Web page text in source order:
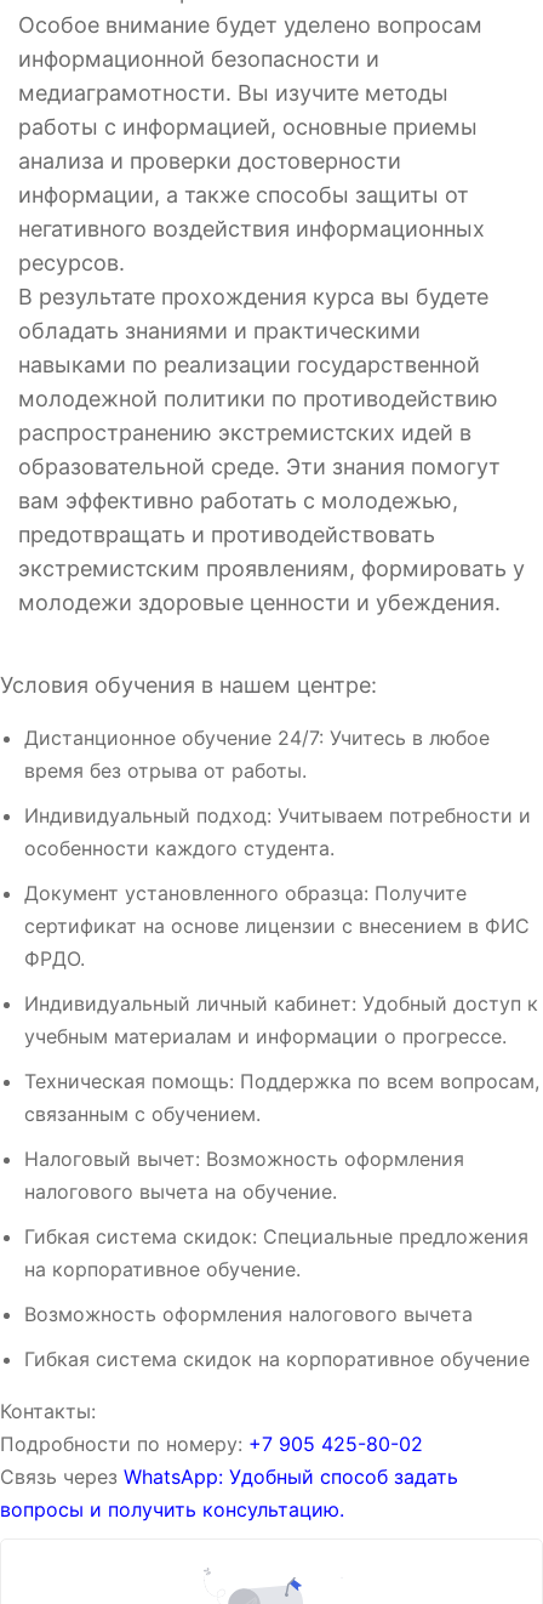
Особое внимание будет уделено вопросам
информационной безопасности и
медиаграмотности. Вы изучите методы
работы с информацией, основные приемы
анализа и проверки достоверности
информации, а также способы защиты от
негативного воздействия информационных
ресурсов.
В результате прохождения курса вы будете
обладать знаниями и практическими
навыками по реализации государственной
молодежной политики по противодействию
распространению экстремистских идей в
образовательной среде. Эти знания помогут
вам эффективно работать с молодежью,
предотвращать и противодействовать
экстремистским проявлениям, формировать у
молодежи здоровые ценности и убеждения.
Условия обучения в нашем центре:
Дистанционное обучение 24/7: Учитесь в любое
время без отрыва от работы.
Индивидуальный подход: Учитываем потребности и
особенности каждого студента.
Документ установленного образца: Получите
сертификат на основе лицензии с внесением в ФИС
ФРДО.
Индивидуальный личный кабинет: Удобный доступ к
учебным материалам и информации о прогрессе.
Техническая помощь: Поддержка по всем вопросам,
связанным с обучением.
Налоговый вычет: Возможность оформления
налогового вычета на обучение.
Гибкая система скидок: Специальные предложения
на корпоративное обучение.
Возможность оформления налогового вычета
Гибкая система скидок на корпоративное обучение
Контакты:
Подробности по номеру: ‪‪+7 905 425-80-02‬‬
Связь через WhatsApp: Удобный способ задать
вопросы и получить консультацию.